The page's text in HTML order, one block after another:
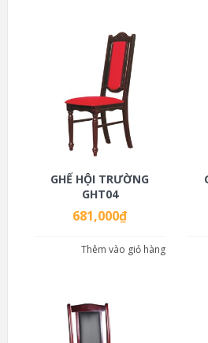
GHẾ HỘI TRƯỜNG
GHT04
681,000₫
Thêm vào giỏ hàng